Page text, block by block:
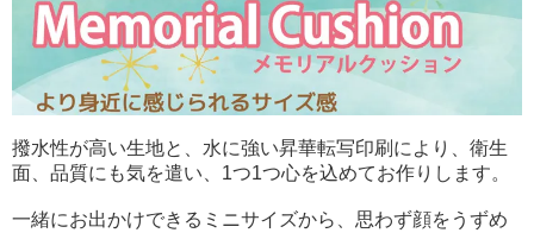
撥水性が高い生地と、水に強い昇華転写印刷により、衛生
面、品質にも気を遣い、1つ1つ心を込めてお作りします。
一緒にお出かけできるミニサイズから、思わず顔をうずめ